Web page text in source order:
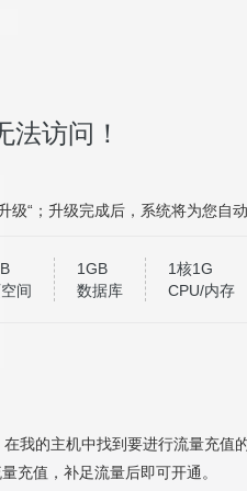
访问！
“；升级完成后，系统将为您自动
间
1GB
数据库
1核1G
CPU/内存
在我的主机中找到要进行流量充值
充值，补足流量后即可开通。